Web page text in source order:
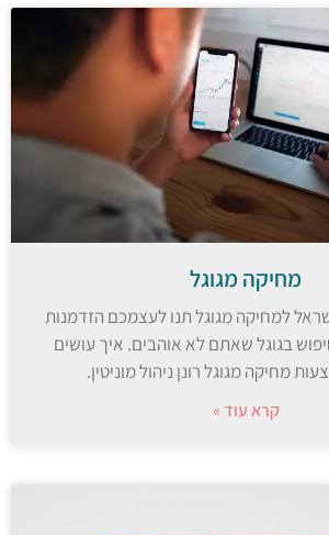
מחיקה מגוגל
למחיקה מגוגל תנו לעצמכם הזדמנות
בגוגל שאתם לא אוהבים. איך עושים
מחיקה מגוגל רונן ניהול מוניטין.
קרא עוד »